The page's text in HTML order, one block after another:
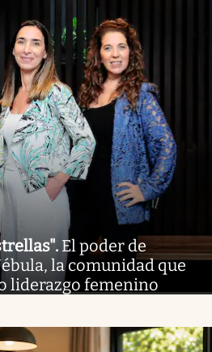
. El poder de
la comunidad que
liderazgo femenino